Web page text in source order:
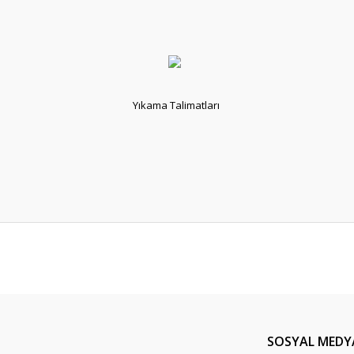
Yıkama Talimatları
SOSYAL